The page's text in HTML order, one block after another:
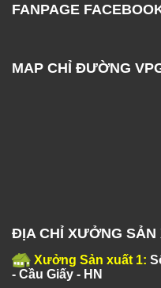
FANPAGE
MAP CHỈ ĐƯỜNG
ĐỊA CHỈ XƯỞNG SẢN
Xưởng Sản xuất 1:
- Cầu Giấy - HN